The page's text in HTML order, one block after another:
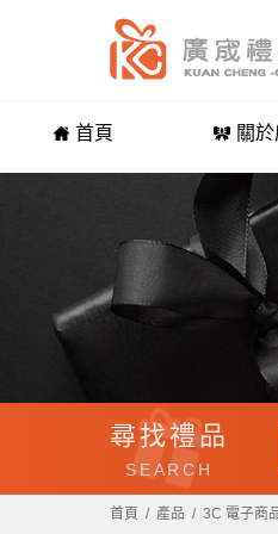
首頁 關
尋找禮品
SEARCH
首頁 產品 3C 電子商